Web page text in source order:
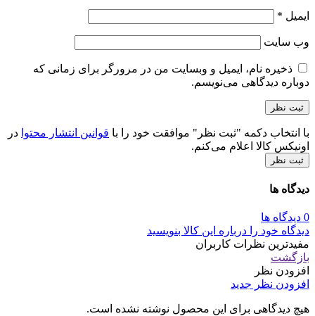
ایمیل *
وب‌ سایت
ذخیره نام، ایمیل و وبسایت من در مرورگر برای زمانی که
دوباره دیدگاهی می‌نویسم.
با انتخاب دکمه "ثبت نظر" موافقت خود را با قوانین انتشار محتوا در
اونیکس کالا اعلام می‌کنم.
ثبت نظر
دیدگاه ها
0 دیدگاه ها
دیدگاه خود را درباره این کالا بنویسید
مفیدترین نظرات کاربران
بازگشت
افزودن نظر
افزودن نظر جدید
هیچ دیدگاهی برای این محصول نوشته نشده است.